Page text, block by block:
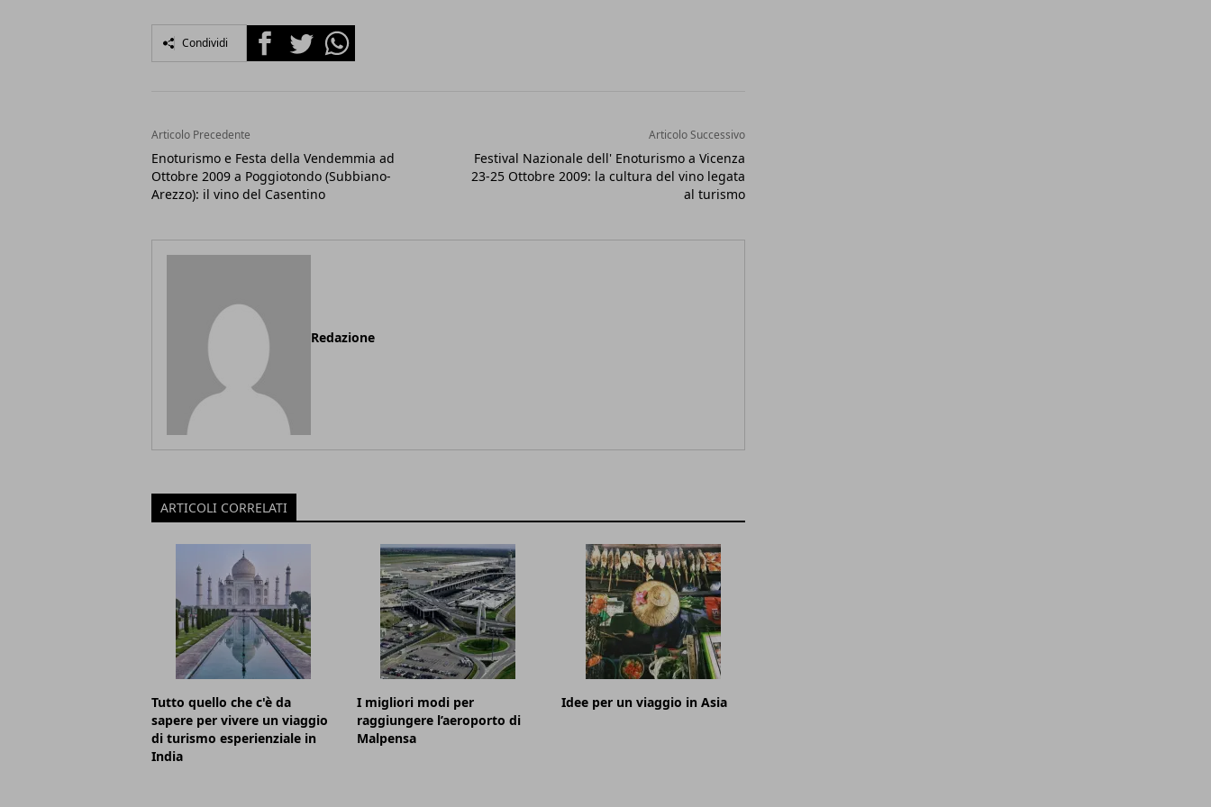
Condividi FacebookTwitterWhatsapp
Articolo Precedente
Enoturismo e Festa della Vendemmia ad
Ottobre 2009 a Poggiotondo (Subbiano-
Arezzo): il vino del Casentino
Articolo Successivo
Festival Nazionale dell' Enoturismo a Vicenza
23-25 Ottobre 2009: la cultura del vino legata
al turismo
Redazione
ARTICOLI CORRELATI
Tutto quello che c'è da
sapere per vivere un viaggio
di turismo esperienziale in
India
I migliori modi per
raggiungere l’aeroporto di
Malpensa
Idee per un viaggio in Asia